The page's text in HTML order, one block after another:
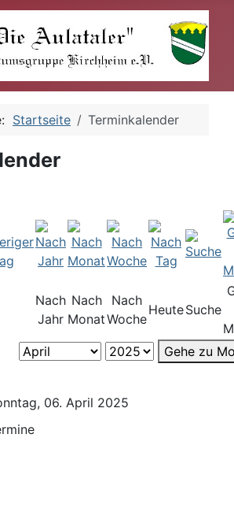
Startseite Terminkalender
Nach
Jahr
Nach
Monat
Nach
Woche
HeuteSuche
Gehe zu
06. April 2025